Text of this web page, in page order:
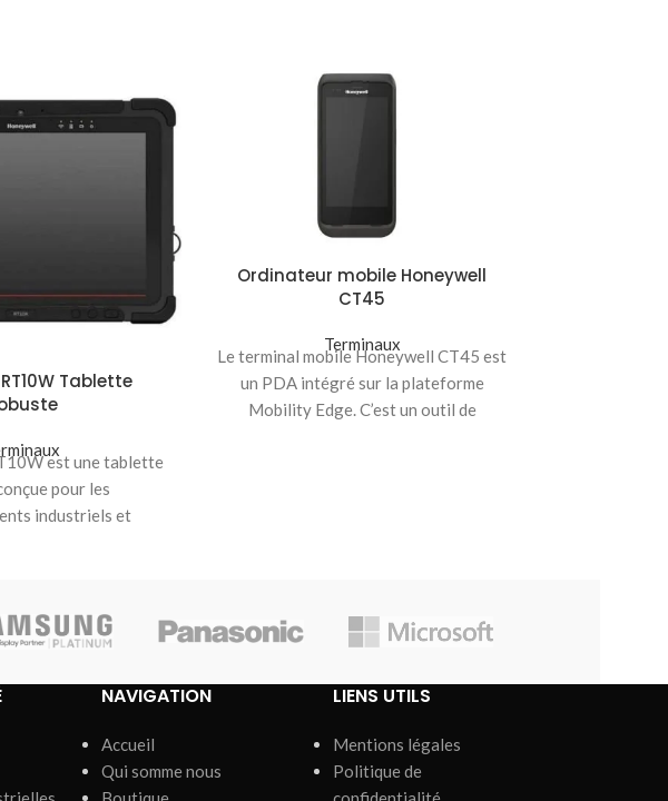
Tablette
est une tablette
pour les
industriels et
Ordinateur mobile Honeywell
CT45
Terminaux
Le terminal mobile Honeywell CT45 est
un PDA intégré sur la plateforme
Mobility Edge. C’est un outil de
NAVIGATION
Accueil
Qui somme nous
LIENS UTILS
Mentions légales
Politique de